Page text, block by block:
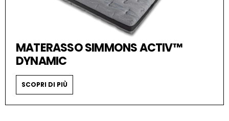
MATERASSO SIMMONS ACTIV™
DYNAMIC
SCOPRI DI PIÙ